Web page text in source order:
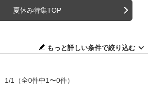
夏休み特集TOP
もっと詳しい条件で絞り込む
1/1 （全0件中1〜0件）